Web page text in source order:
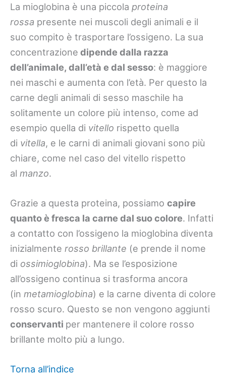
La mioglobina è una piccola proteina
rossa presente nei muscoli degli animali e il
suo compito è trasportare l’ossigeno. La sua
concentrazione dipende dalla razza
dell’animale, dall’età e dal sesso: è maggiore
nei maschi e aumenta con l’età. Per questo la
carne degli animali di sesso maschile ha
solitamente un colore più intenso, come ad
esempio quella di vitello rispetto quella
di vitella, e le carni di animali giovani sono più
chiare, come nel caso del vitello rispetto
al manzo.
Grazie a questa proteina, possiamo capire
quanto è fresca la carne dal suo colore. Infatti
a contatto con l’ossigeno la mioglobina diventa
inizialmente rosso brillante (e prende il nome
di ossimioglobina). Ma se l’esposizione
all’ossigeno continua si trasforma ancora
(in metamioglobina) e la carne diventa di colore
rosso scuro. Questo se non vengono aggiunti
conservanti per mantenere il colore rosso
brillante molto più a lungo.
Torna all’indice